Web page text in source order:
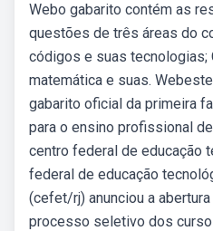
Webo gabarito contém as
questões de três áreas do
códigos e suas tecnologias;
matemática e suas.
gabarito oficial da primeira
para o ensino profissional
centro federal de educação
federal de educação
(cefet/rj) anunciou a
processo seletivo dos